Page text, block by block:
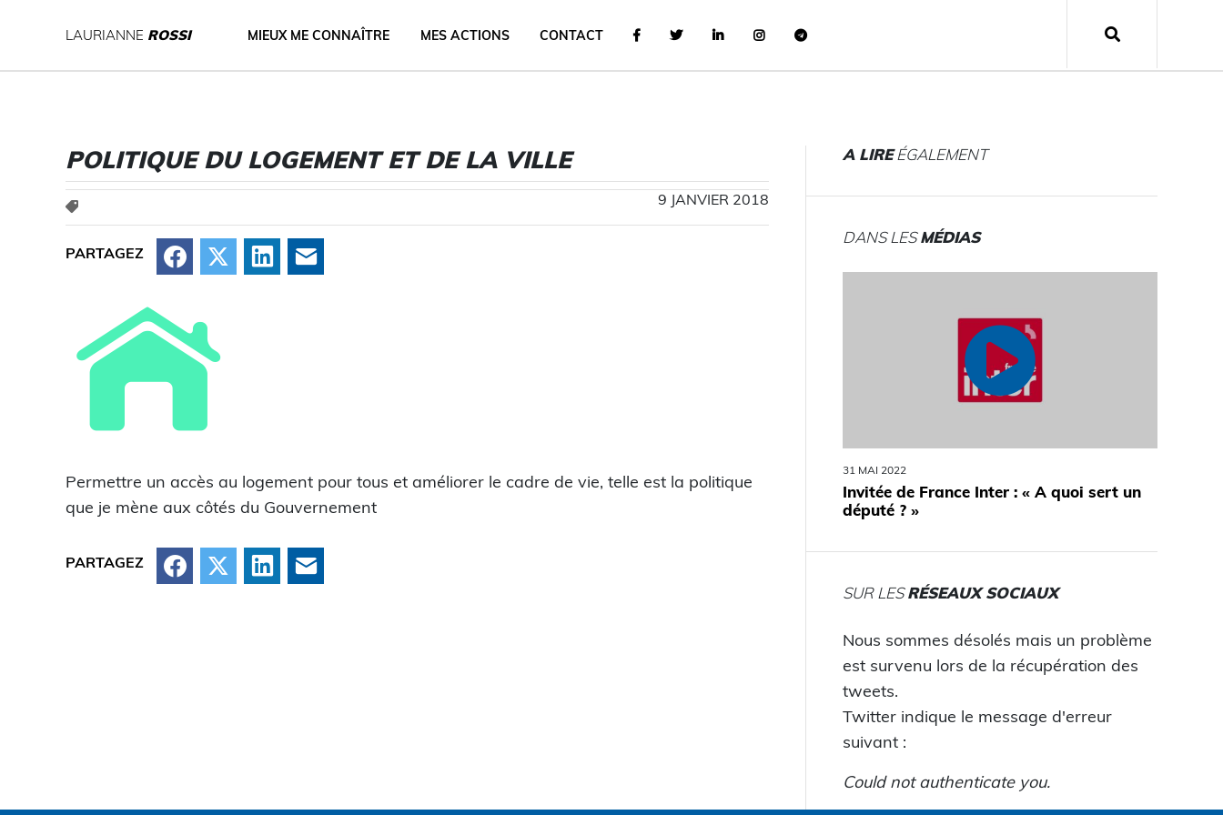
LAURIANNE ROSSI MIEUX ME CONNAÎTRE MES ACTIONS CONTACT
POLITIQUE DU LOGEMENT ET DE LA VILLE
9 JANVIER 2018
Facebook LinkedIn
Permettre un accès au logement pour tous et améliorer le cadre de vie, telle est la politique
que je mène aux côtés du Gouvernement
Facebook LinkedIn
A LIREÉGALEMENT
DANS LESMÉDIAS
31 MAI 2022
Invitée de France Inter : « A quoi sert un
député ? »
SUR LESRÉSEAUX SOCIAUX
Nous sommes désolés mais un problème
est survenu lors de la récupération des
tweets.
Twitter indique le message d'erreur
suivant :
Could not authenticate you.